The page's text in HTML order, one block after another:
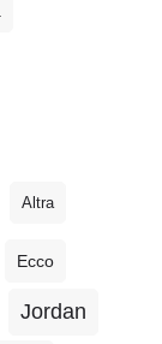
Altra
Ecco
Jordan